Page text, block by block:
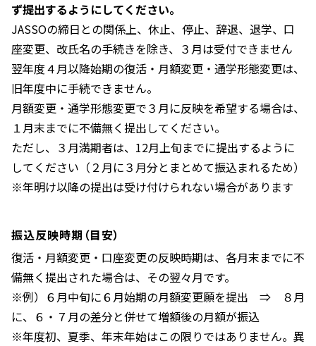
ず提出するようにしてください。
JASSOの締日との関係上、休止、停止、辞退、退学、口
座変更、改氏名の手続きを除き、３月は受付できません
翌年度４月以降始期の復活・月額変更・通学形態変更は、
旧年度中に手続できません。
月額変更・通学形態変更で３月に反映を希望する場合は、
１月末までに不備無く提出してください。
ただし、３月満期者は、12月上旬までに提出するように
してください（２月に３月分とまとめて振込まれるため）
※年明け以降の提出は受け付けられない場合があります
振込反映時期（目安）
復活・月額変更・口座変更の反映時期は、各月末までに不
備無く提出された場合は、その翌々月です。
※例）６月中旬に６月始期の月額変更願を提出 ⇒ ８月
に、６・７月の差分と併せて増額後の月額が振込
※年度初、夏季、年末年始はこの限りではありません。異